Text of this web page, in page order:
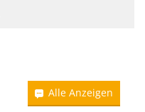
Alle Anzeigen